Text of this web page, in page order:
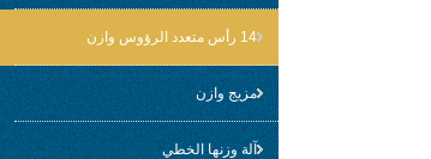
14 رأس متعدد الرؤوس وازن
مزيج وازن
آلة وزنها الخطي